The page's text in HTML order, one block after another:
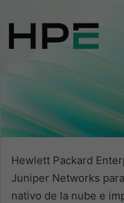
Hewlett Packard
Juniper Networks
nativo de la nube e